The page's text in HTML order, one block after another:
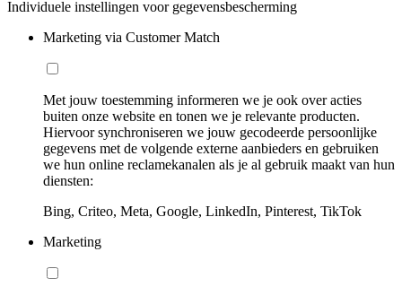
Individuele instellingen voor gegevensbescherming
Marketing via Customer Match
Met jouw toestemming informeren we je ook over acties
buiten onze website en tonen we je relevante producten.
Hiervoor synchroniseren we jouw gecodeerde persoonlijke
gegevens met de volgende externe aanbieders en gebruiken
we hun online reclamekanalen als je al gebruik maakt van hun
diensten:
Bing, Criteo, Meta, Google, LinkedIn, Pinterest, TikTok
Marketing